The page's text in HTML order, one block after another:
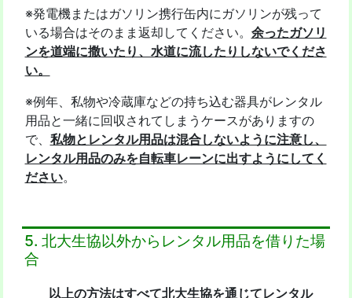
※発電機またはガソリン携行缶内にガソリンが残って
いる場合はそのまま返却してください。 余ったガソリ
ンを道端に撒いたり、水道に流したりしないでくださ
い。
※例年、私物や冷蔵庫などの持ち込む器具がレンタル
用品と一緒に回収されてしまうケースがありますの
で、 私物とレンタル用品は混合しないように注意し、
レンタル用品のみを自転車レーンに出すようにしてく
ださい。
5. 北大生協以外からレンタル用品を借りた場
合
以上の方法はすべて北大生協を通じてレンタル